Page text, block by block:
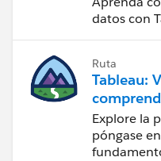
datos con
Ruta
Tableau:
medidas
datos
Explore la
póngase